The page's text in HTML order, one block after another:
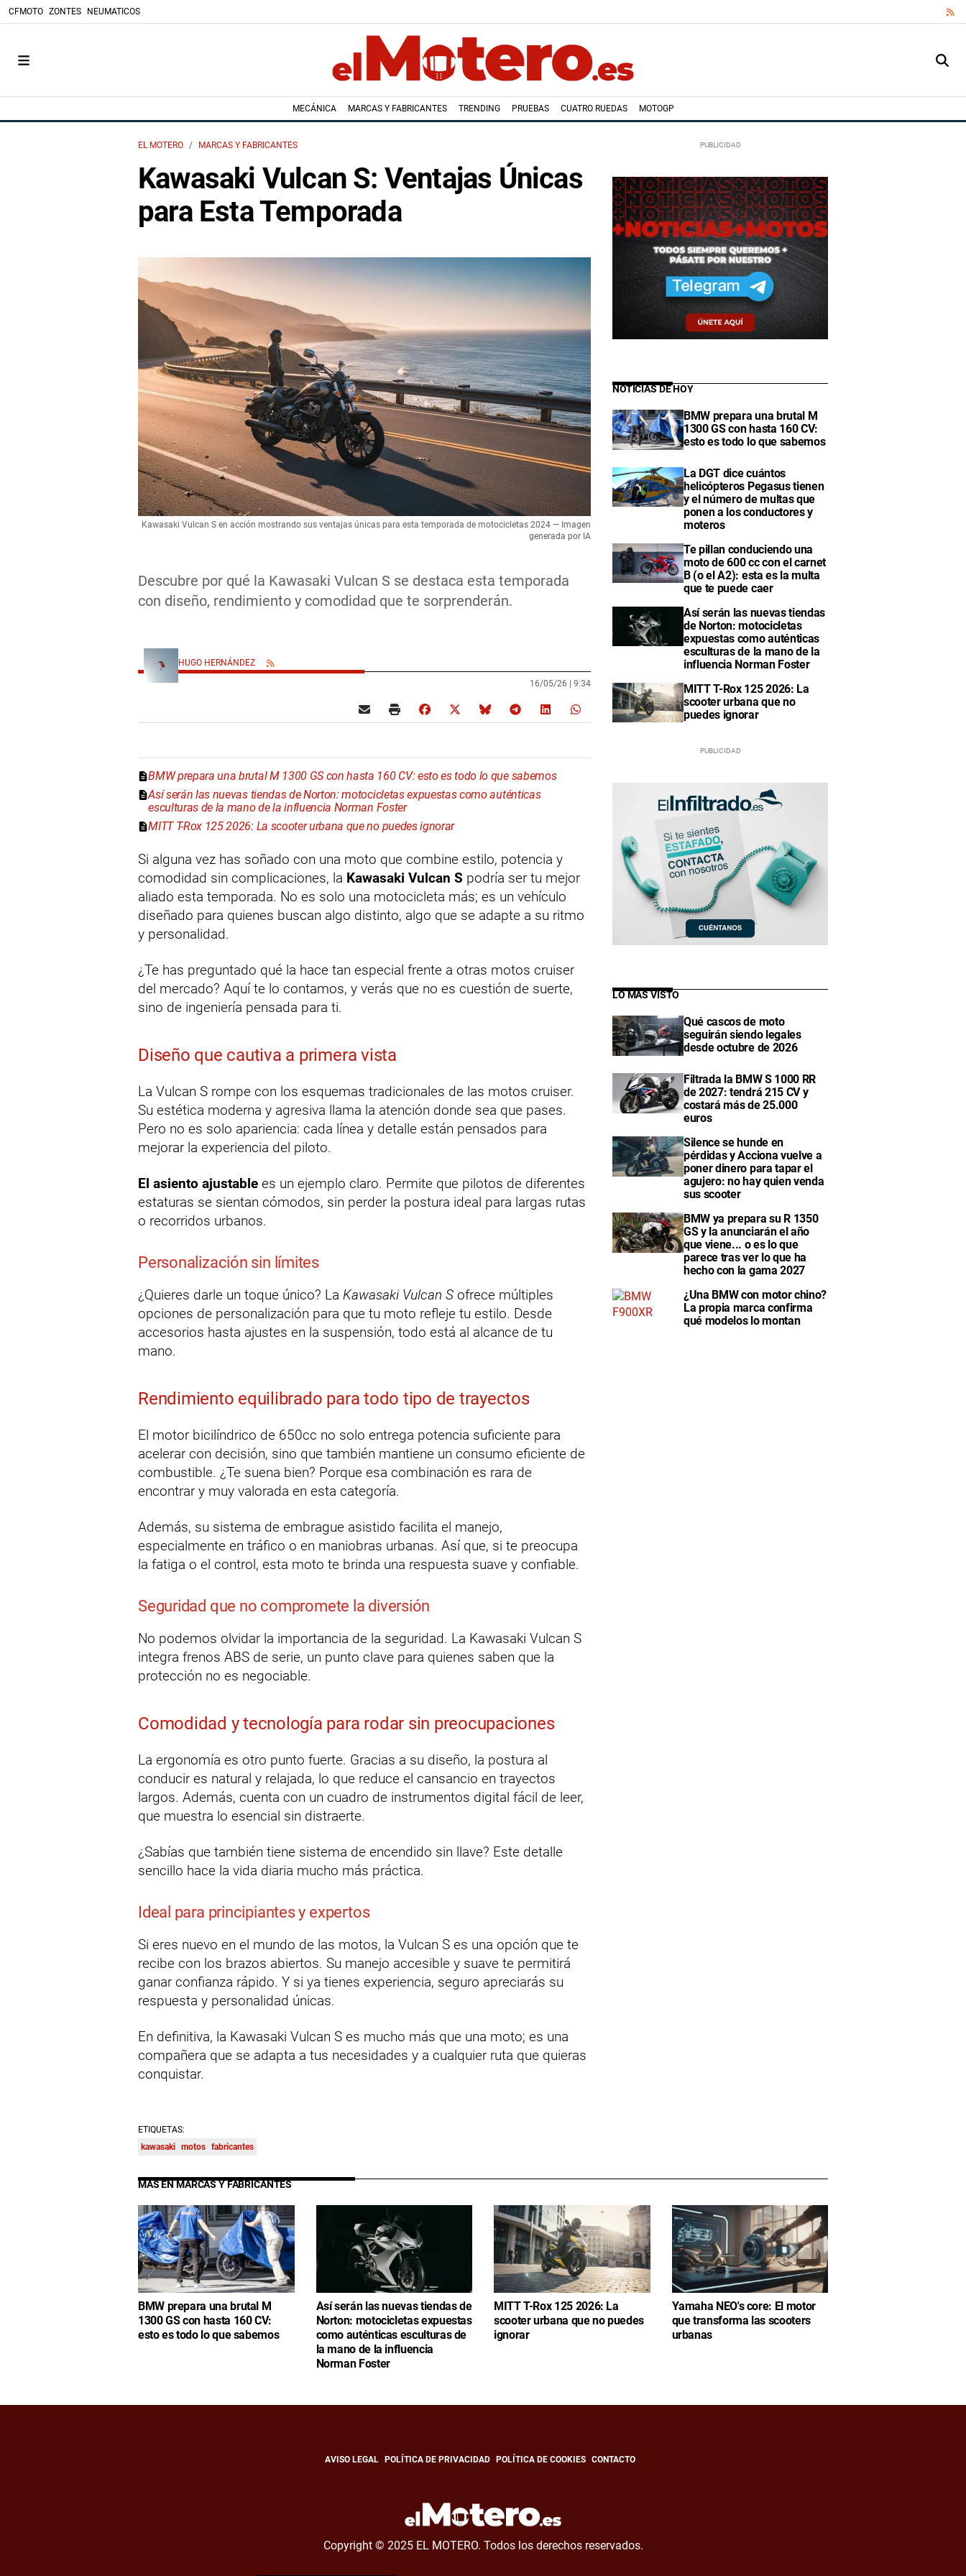
CFMOTO ZONTES NEUMATICOS
MECÁNICA MARCAS Y FABRICANTES TRENDING PRUEBAS CUATRO RUEDAS MOTOGP
EL MOTERO MARCAS Y FABRICANTES
Kawasaki Vulcan S: Ventajas Únicas
para Esta Temporada
Descubre por qué la Kawasaki Vulcan S se destaca esta temporada
con diseño, rendimiento y comodidad que te sorprenderán.
Kawasaki Vulcan S en acción mostrando sus ventajas únicas para esta temporada de motocicletas 2024 — Imagen
generada por IA
HUGO HERNÁNDEZ
16/05/26 | 9:34
BMW prepara una brutal M 1300 GS con hasta 160 CV: esto es todo lo que sabemos
Así serán las nuevas tiendas de Norton: motocicletas expuestas como auténticas
esculturas de la mano de la influencia Norman Foster
MITT T-Rox 125 2026: La scooter urbana que no puedes ignorar
Si alguna vez has soñado con una moto que combine estilo, potencia y
comodidad sin complicaciones, la Kawasaki Vulcan S podría ser tu mejor
aliado esta temporada. No es solo una motocicleta más; es un vehículo
diseñado para quienes buscan algo distinto, algo que se adapte a su ritmo
y personalidad.
¿Te has preguntado qué la hace tan especial frente a otras motos cruiser
del mercado? Aquí te lo contamos, y verás que no es cuestión de suerte,
sino de ingeniería pensada para ti.
Diseño que cautiva a primera vista
La Vulcan S rompe con los esquemas tradicionales de las motos cruiser.
Su estética moderna y agresiva llama la atención donde sea que pases.
Pero no es solo apariencia: cada línea y detalle están pensados para
mejorar la experiencia del piloto.
El asiento ajustable es un ejemplo claro. Permite que pilotos de diferentes
estaturas se sientan cómodos, sin perder la postura ideal para largas rutas
o recorridos urbanos.
Personalización sin límites
¿Quieres darle un toque único? La Kawasaki Vulcan S ofrece múltiples
opciones de personalización para que tu moto refleje tu estilo. Desde
accesorios hasta ajustes en la suspensión, todo está al alcance de tu
mano.
Rendimiento equilibrado para todo tipo de trayectos
El motor bicilíndrico de 650cc no solo entrega potencia suficiente para
acelerar con decisión, sino que también mantiene un consumo eficiente de
combustible. ¿Te suena bien? Porque esa combinación es rara de
encontrar y muy valorada en esta categoría.
Además, su sistema de embrague asistido facilita el manejo,
especialmente en tráfico o en maniobras urbanas. Así que, si te preocupa
la fatiga o el control, esta moto te brinda una respuesta suave y confiable.
Seguridad que no compromete la diversión
No podemos olvidar la importancia de la seguridad. La Kawasaki Vulcan S
integra frenos ABS de serie, un punto clave para quienes saben que la
protección no es negociable.
Comodidad y tecnología para rodar sin preocupaciones
La ergonomía es otro punto fuerte. Gracias a su diseño, la postura al
conducir es natural y relajada, lo que reduce el cansancio en trayectos
largos. Además, cuenta con un cuadro de instrumentos digital fácil de leer,
que muestra lo esencial sin distraerte.
¿Sabías que también tiene sistema de encendido sin llave? Este detalle
sencillo hace la vida diaria mucho más práctica.
Ideal para principiantes y expertos
Si eres nuevo en el mundo de las motos, la Vulcan S es una opción que te
recibe con los brazos abiertos. Su manejo accesible y suave te permitirá
ganar confianza rápido. Y si ya tienes experiencia, seguro apreciarás su
respuesta y personalidad únicas.
En definitiva, la Kawasaki Vulcan S es mucho más que una moto; es una
compañera que se adapta a tus necesidades y a cualquier ruta que quieras
conquistar.
ETIQUETAS:
kawasaki motos fabricantes
NOTICIAS DE HOY
BMW prepara una brutal M
1300 GS con hasta 160 CV:
esto es todo lo que sabemos
La DGT dice cuántos
helicópteros Pegasus tienen
y el número de multas que
ponen a los conductores y
moteros
Te pillan conduciendo una
moto de 600 cc con el carnet
B (o el A2): esta es la multa
que te puede caer
Así serán las nuevas tiendas
de Norton: motocicletas
expuestas como auténticas
esculturas de la mano de la
influencia Norman Foster
MITT T-Rox 125 2026: La
scooter urbana que no
puedes ignorar
LO MÁS VISTO
Qué cascos de moto
seguirán siendo legales
desde octubre de 2026
Filtrada la BMW S 1000 RR
de 2027: tendrá 215 CV y
costará más de 25.000
euros
Silence se hunde en
pérdidas y Acciona vuelve a
poner dinero para tapar el
agujero: no hay quien venda
sus scooter
BMW ya prepara su R 1350
GS y la anunciarán el año
que viene... o es lo que
parece tras ver lo que ha
hecho con la gama 2027
¿Una BMW con motor chino?
La propia marca confirma
qué modelos lo montan
MÁS EN MARCAS Y FABRICANTES
BMW prepara una brutal M
1300 GS con hasta 160 CV:
esto es todo lo que sabemos
Así serán las nuevas tiendas de
Norton: motocicletas expuestas
como auténticas esculturas de
la mano de la influencia
Norman Foster
MITT T-Rox 125 2026: La
scooter urbana que no puedes
ignorar
Yamaha NEO's core: El motor
que transforma las scooters
urbanas
AVISO LEGAL POLÍTICA DE PRIVACIDAD POLÍTICA DE COOKIES CONTACTO
Copyright © 2025 EL MOTERO. Todos los derechos reservados.